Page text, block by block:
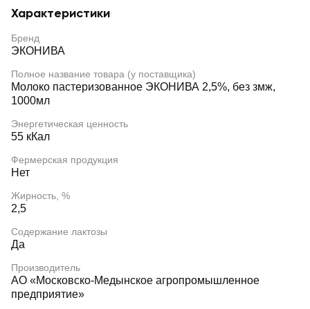
Характеристики
Бренд
ЭКОНИВА
Полное название товара (у поставщика)
Молоко пастеризованное ЭКОНИВА 2,5%, без змж,
1000мл
Энергетическая ценность
55 кКал
Фермерская продукция
Нет
Жирность, %
2,5
Содержание лактозы
Да
Производитель
АО «Московско-Медынское агропромышленное
предприятие»